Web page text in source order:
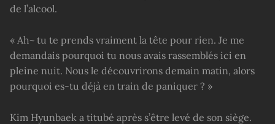
de l’alcool.
« Ah~ tu te prends vraiment la tête pour rien. Je me
demandais pourquoi tu nous avais rassemblés ici en
pleine nuit. Nous le découvrirons demain matin, alors
pourquoi es-tu déjà en train de paniquer ? »
Kim Hyunbaek a titubé après s’être levé de son siège.